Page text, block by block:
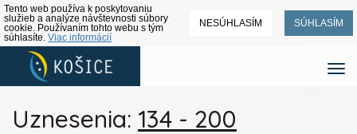
Tento web používa k poskytovaniu
služieb a analýze návštevnosti súbory
cookie. Používaním tohto webu s tým
súhlasíte. Viac informácií
NESÚHLASÍM SÚHLASÍM
Uznesenia: 134 - 200